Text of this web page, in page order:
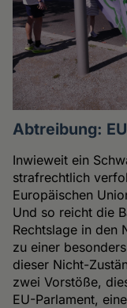
Abtreibung:
Inwieweit ein
strafrechtlich
Europäischen
Und so reicht die
Rechtslage in den
zu einer
dieser Nicht-
zwei Vorstöße,
EU-Parlament,